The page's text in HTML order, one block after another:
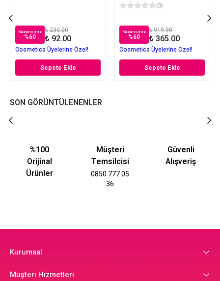
Kazancınız
%60
₺ 230.00
₺ 92.00
Cosmetica Üyelerine Özel!
Sepete Ekle
(0)
Kazancınız
%60
₺ 919.90
₺ 365.00
Cosmetica Üyelerine Özel!
Sepete Ekle
SON GÖRÜNTÜLENENLER
%100
Orijinal
Ürünler
Müşteri
Temsilcisi
0850 777 05
36
Güvenli
Alışveriş
Kurumsal
Müşteri Hizmetleri